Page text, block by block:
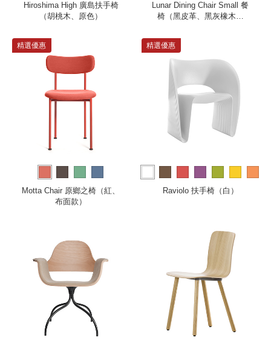
Hiroshima High 廣島扶手椅
（胡桃木、原色）
Lunar Dining Chair Small 餐
椅（黑皮革、黑灰橡木椅
精選優惠
Motta Chair 原鄉之椅（紅、
布面款）
精選優惠
more
Raviolo 扶手椅（白）